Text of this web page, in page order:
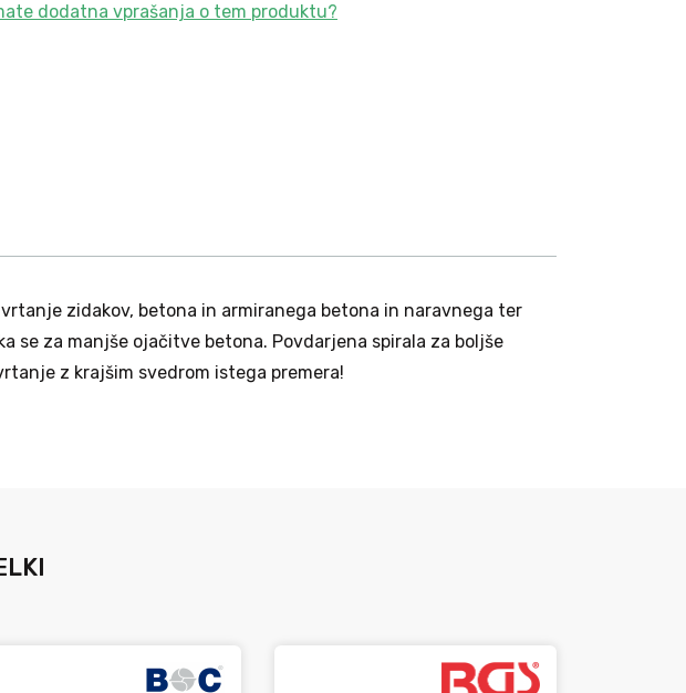
dodatna vprašanja o tem produktu?
zidakov, betona in armiranega betona in naravnega ter
se za manjše ojačitve betona. Povdarjena spirala za boljše
z krajšim svedrom istega premera!